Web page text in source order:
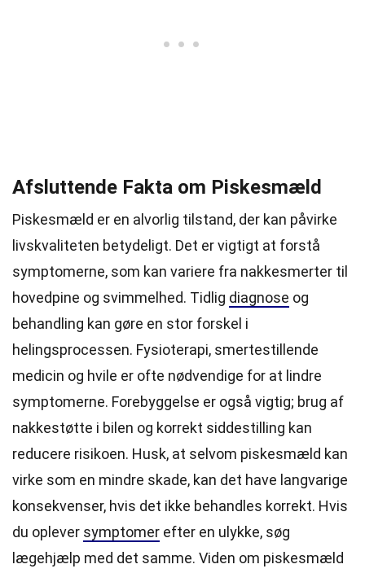
Afsluttende Fakta om Piskesmæld
Piskesmæld er en alvorlig tilstand, der kan påvirke
livskvaliteten betydeligt. Det er vigtigt at forstå
symptomerne, som kan variere fra nakkesmerter til
hovedpine og svimmelhed. Tidlig diagnose og
behandling kan gøre en stor forskel i
helingsprocessen. Fysioterapi, smertestillende
medicin og hvile er ofte nødvendige for at lindre
symptomerne. Forebyggelse er også vigtig; brug af
nakkestøtte i bilen og korrekt siddestilling kan
reducere risikoen. Husk, at selvom piskesmæld kan
virke som en mindre skade, kan det have langvarige
konsekvenser, hvis det ikke behandles korrekt. Hvis
du oplever symptomer efter en ulykke, søg
lægehjælp med det samme. Viden om piskesmæld